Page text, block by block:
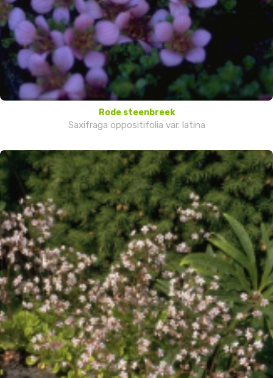
Rode steenbreek
Saxifraga oppositifolia var. latina